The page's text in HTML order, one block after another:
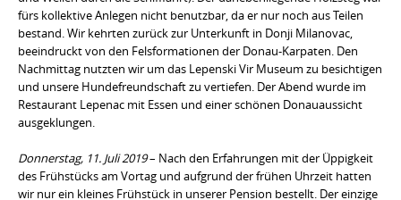
fürs kollektive Anlegen nicht benutzbar, da er nur noch aus Teilen
bestand. Wir kehrten zurück zur Unterkunft in Donji Milanovac,
beeindruckt von den Felsformationen der Donau-Karpaten. Den
Nachmittag nutzten wir um das Lepenski Vir Museum zu besichtigen
und unsere Hundefreundschaft zu vertiefen. Der Abend wurde im
Restaurant Lepenac mit Essen und einer schönen Donauaussicht
ausgeklungen.
Donnerstag, 11. Juli 2019– Nach den Erfahrungen mit der Üppigkeit
des Frühstücks am Vortag und aufgrund der frühen Uhrzeit hatten
wir nur ein kleines Frühstück in unserer Pension bestellt. Der einzige